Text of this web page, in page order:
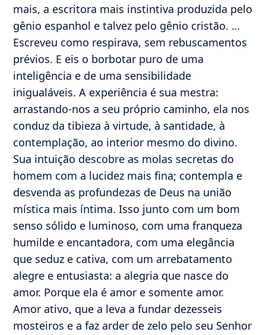
mais, a escritora mais instintiva produzida pelo
gênio espanhol e talvez pelo gênio cristão. …
Escreveu como respirava, sem rebuscamentos
prévios. E eis o borbotar puro de uma
inteligência e de uma sensibilidade
inigualáveis. A experiência é sua mestra:
arrastando-nos a seu próprio caminho, ela nos
conduz da tibieza à virtude, à santidade, à
contemplação, ao interior mesmo do divino.
Sua intuição descobre as molas secretas do
homem com a lucidez mais fina; contempla e
desvenda as profundezas de Deus na união
mística mais íntima. Isso junto com um bom
senso sólido e luminoso, com uma franqueza
humilde e encantadora, com uma elegância
que seduz e cativa, com um arrebatamento
alegre e entusiasta: a alegria que nasce do
amor. Porque ela é amor e somente amor.
Amor ativo, que a leva a fundar dezesseis
mosteiros e a faz arder de zelo pelo seu Senhor